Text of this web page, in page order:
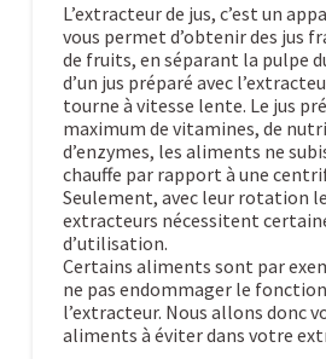
L’extracteur de jus, c’est un
vous permet d’obtenir des jus
de fruits, en séparant la pulpe
d’un jus préparé avec
tourne à vitesse lente. Le jus
maximum de vitamines, de
d’enzymes, les aliments ne
chauffe par rapport à une
Seulement, avec leur rotation
extracteurs nécessitent
d’utilisation.
Certains aliments sont par
ne pas endommager le
l’extracteur. Nous allons donc
aliments à éviter dans votre